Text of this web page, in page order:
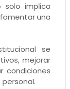
solo implica
una
se
mejorar
condiciones